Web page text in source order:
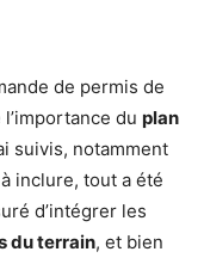
de permis de
du plan
suivis, notamment
à inclure, tout a été
d’intégrer les
du terrain, et bien